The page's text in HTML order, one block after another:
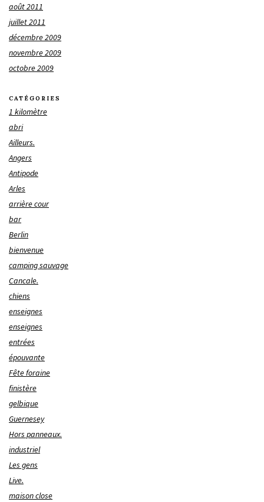
août 2011
juillet 2011
décembre 2009
novembre 2009
octobre 2009
CATÉGORIES
1 kilomètre
abri
Ailleurs.
Angers
Antipode
Arles
arrière cour
bar
Berlin
bienvenue
camping sauvage
Cancale.
chiens
enseignes
enseignes
entrées
épouvante
Fête foraine
finistère
gelbique
Guernesey
Hors panneaux.
industriel
Les gens
Live.
maison close